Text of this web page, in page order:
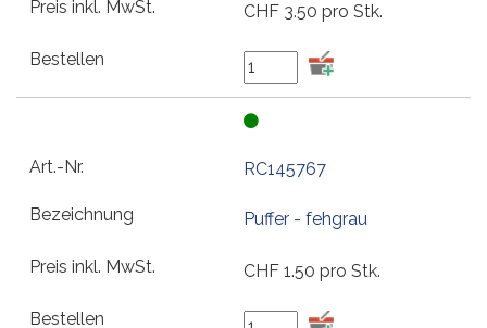
CHF 3.50 pro Stk.
RC145767
Puffer - fehgrau
CHF 1.50 pro Stk.